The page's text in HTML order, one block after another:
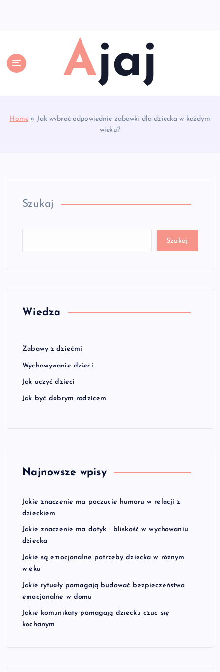
Ajaj
Home» Jak wybrać odpowiednie zabawki dla dziecka w każdym
wieku?
Szukaj
Szukaj
Wiedza
Zabawy z dziećmi
Wychowywanie dzieci
Jak uczyć dzieci
Jak być dobrym rodzicem
Najnowsze wpisy
Jakie znaczenie ma poczucie humoru w relacji z
dzieckiem
Jakie znaczenie ma dotyk i bliskość w wychowaniu
dziecka
Jakie są emocjonalne potrzeby dziecka w różnym
wieku
Jakie rytuały pomagają budować bezpieczeństwo
emocjonalne w domu
Jakie komunikaty pomagają dziecku czuć się
kochanym